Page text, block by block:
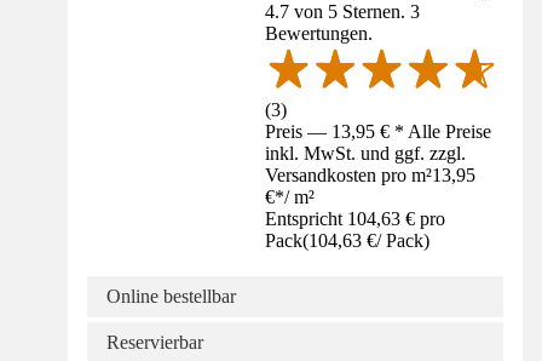
4.7 von 5 Sternen. 3
Bewertungen.
(3)
Preis — 13,95 € * Alle Preise
inkl. MwSt. und ggf. zzgl.
Versandkosten pro m²13,95
€*/ m²
Entspricht 104,63 € pro
Pack(104,63 €/ Pack)
Online bestellbar
Reservierbar